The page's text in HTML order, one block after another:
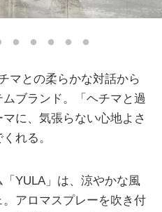
マとの柔らかな対話から
ブランド。「ヘチマと過
に、気張らない心地よさ
れる。
YULA」は、涼やかな風
アロマスプレーを吹き付